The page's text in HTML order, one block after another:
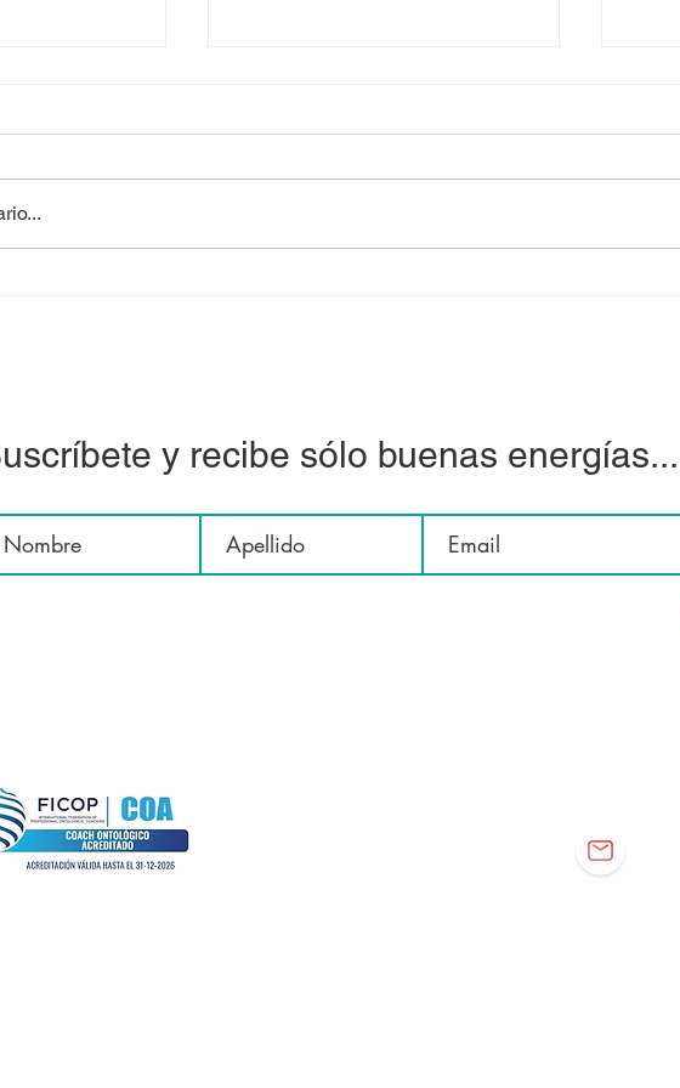
y recibe sólo buenas energías...